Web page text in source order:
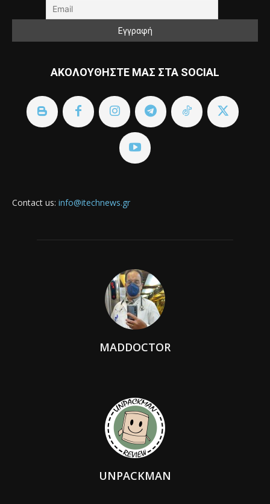
ΑΚΟΛΟΥΘΗΣΤΕ ΜΑΣ ΣΤΑ SOCIAL
Contact us: info@itechnews.gr
MADDOCTOR
UNPACKMAN